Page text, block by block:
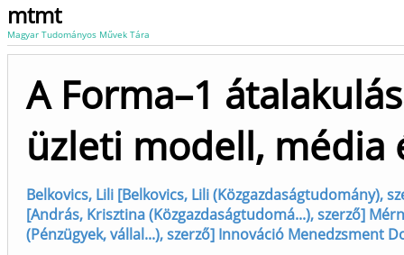
mtmt
Magyar Tudományos Művek Tára
A Forma–1
üzleti modell, média
Belkovics, Lili [Belkovics, Lili (Közgazdaságtudomány),
[András, Krisztina (Közgazdaságtudomá...), szerző]
(Pénzügyek, vállal...), szerző] Innováció Menedzsment